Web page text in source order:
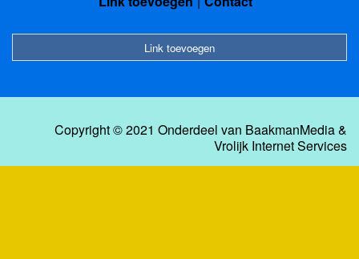
Link toevoegen
Copyright © 2021 Onderdeel van BaakmanMedia&
Vrolijk Internet Services